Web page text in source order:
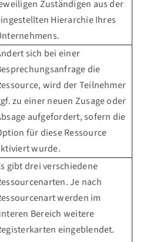
Zuständigen aus der
Hierarchie Ihres
sich bei einer
die
wird der Teilnehmer
zu einer neuen Zusage oder
aufgefordert, sofern die
für diese Ressource
wurde.
gibt drei verschiedene
Je nach
werden im
Bereich weitere
eingeblendet.